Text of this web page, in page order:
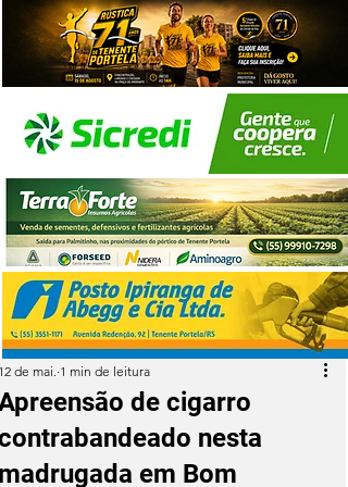
de cigarro
nesta
em Bom
de mai. 1 min de leitura